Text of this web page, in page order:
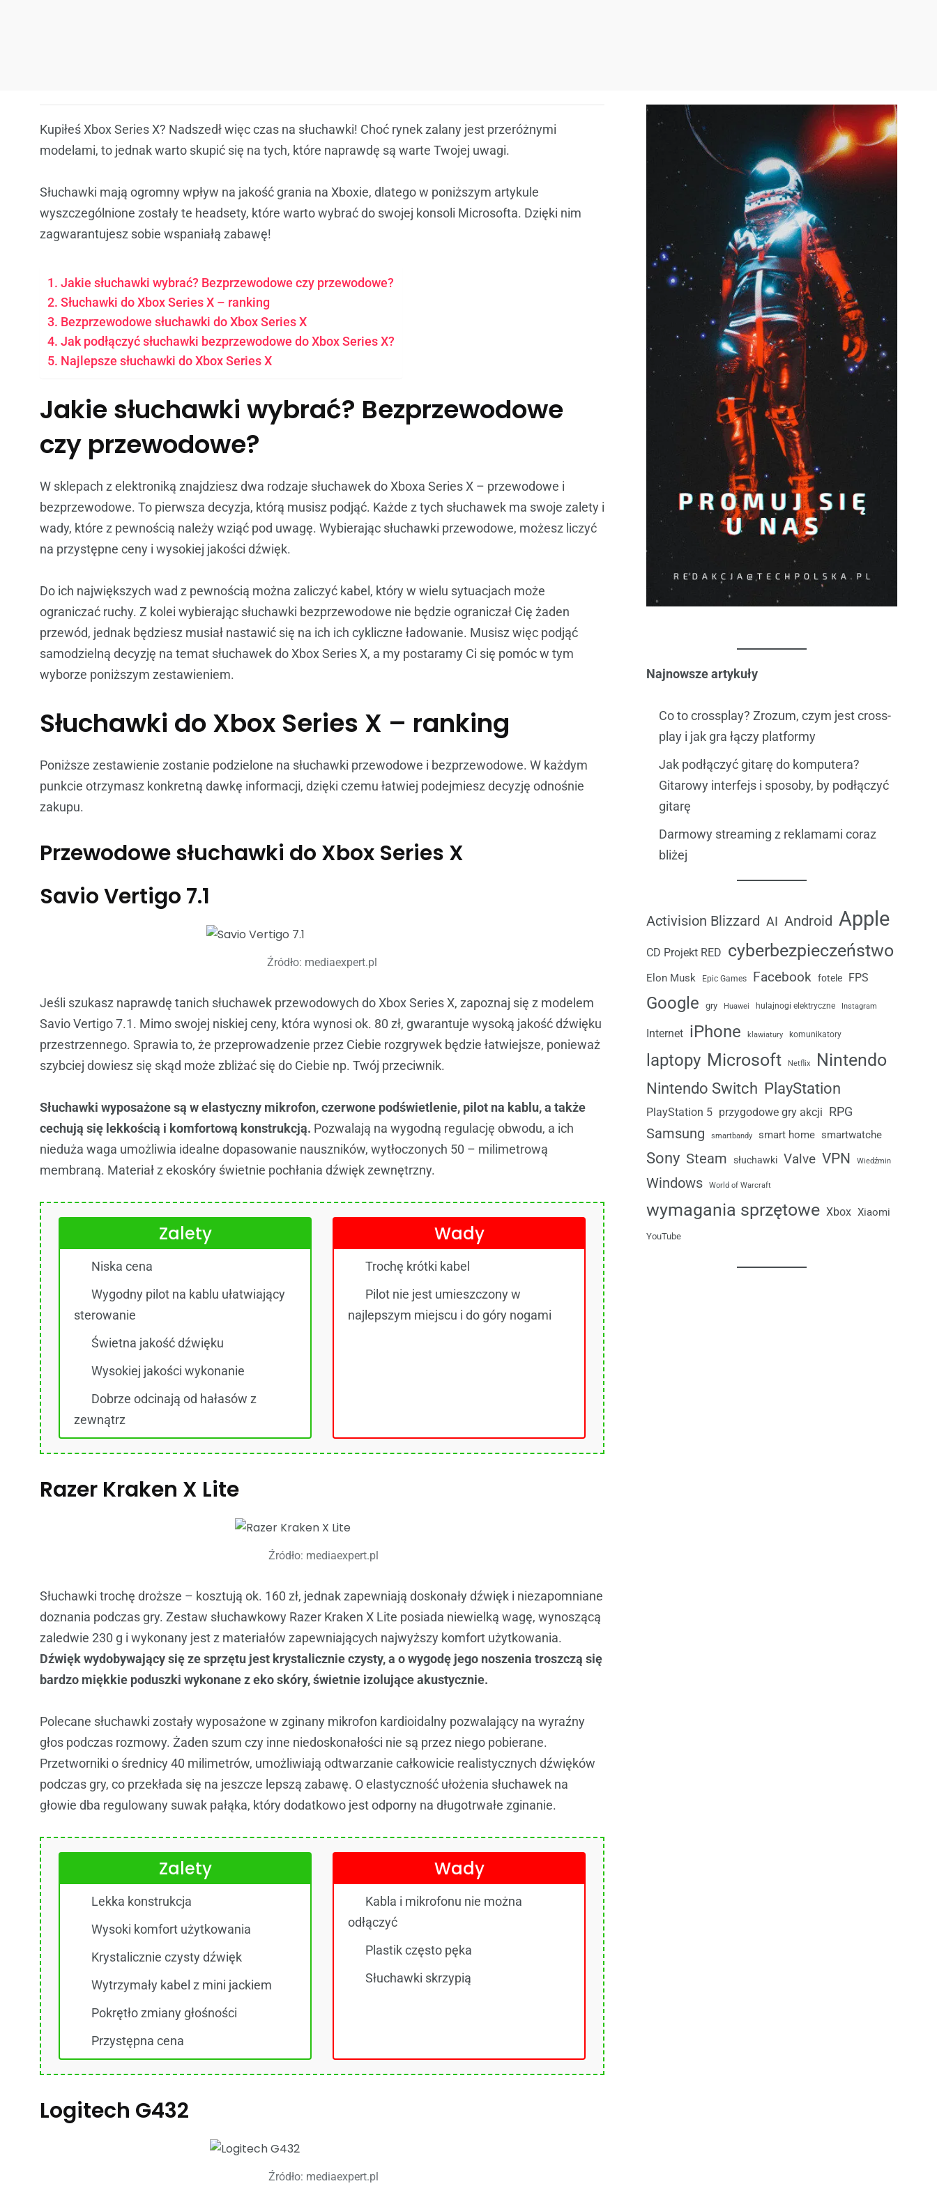
Kupiłeś Xbox Series X? Nadszedł więc czas na słuchawki! Choć rynek zalany jest przeróżnymi
modelami, to jednak warto skupić się na tych, które naprawdę są warte Twojej uwagi.
Słuchawki mają ogromny wpływ na jakość grania na Xboxie, dlatego w poniższym artykule
wyszczególnione zostały te headsety, które warto wybrać do swojej konsoli Microsofta. Dzięki nim
zagwarantujesz sobie wspaniałą zabawę!
Jakie słuchawki wybrać? Bezprzewodowe czy przewodowe?
Słuchawki do Xbox Series X – ranking
Bezprzewodowe słuchawki do Xbox Series X
Jak podłączyć słuchawki bezprzewodowe do Xbox Series X?
Najlepsze słuchawki do Xbox Series X
Jakie słuchawki wybrać? Bezprzewodowe
czy przewodowe?
W sklepach z elektroniką znajdziesz dwa rodzaje słuchawek do Xboxa Series X – przewodowe i
bezprzewodowe. To pierwsza decyzja, którą musisz podjąć. Każde z tych słuchawek ma swoje zalety i
wady, które z pewnością należy wziąć pod uwagę. Wybierając słuchawki przewodowe, możesz liczyć
na przystępne ceny i wysokiej jakości dźwięk.
Do ich największych wad z pewnością można zaliczyć kabel, który w wielu sytuacjach może
ograniczać ruchy. Z kolei wybierając słuchawki bezprzewodowe nie będzie ograniczał Cię żaden
przewód, jednak będziesz musiał nastawić się na ich ich cykliczne ładowanie. Musisz więc podjąć
samodzielną decyzję na temat słuchawek do Xbox Series X, a my postaramy Ci się pomóc w tym
wyborze poniższym zestawieniem.
Słuchawki do Xbox Series X – ranking
Poniższe zestawienie zostanie podzielone na słuchawki przewodowe i bezprzewodowe. W każdym
punkcie otrzymasz konkretną dawkę informacji, dzięki czemu łatwiej podejmiesz decyzję odnośnie
zakupu.
Przewodowe słuchawki do Xbox Series X
Savio Vertigo 7.1
Źródło: mediaexpert.pl
Jeśli szukasz naprawdę tanich słuchawek przewodowych do Xbox Series X, zapoznaj się z modelem
Savio Vertigo 7.1. Mimo swojej niskiej ceny, która wynosi ok. 80 zł, gwarantuje wysoką jakość dźwięku
przestrzennego. Sprawia to, że przeprowadzenie przez Ciebie rozgrywek będzie łatwiejsze, ponieważ
szybciej dowiesz się skąd może zbliżać się do Ciebie np. Twój przeciwnik.
Słuchawki wyposażone są w elastyczny mikrofon, czerwone podświetlenie, pilot na kablu, a także
cechują się lekkością i komfortową konstrukcją. Pozwalają na wygodną regulację obwodu, a ich
nieduża waga umożliwia idealne dopasowanie nauszników, wytłoczonych 50 – milimetrową
membraną. Materiał z ekoskóry świetnie pochłania dźwięk zewnętrzny.
Zalety
Niska cena
Wygodny pilot na kablu ułatwiający
sterowanie
Świetna jakość dźwięku
Wysokiej jakości wykonanie
Dobrze odcinają od hałasów z
zewnątrz
Wady
Trochę krótki kabel
Pilot nie jest umieszczony w
najlepszym miejscu i do góry nogami
Razer Kraken X Lite
Źródło: mediaexpert.pl
Słuchawki trochę droższe – kosztują ok. 160 zł, jednak zapewniają doskonały dźwięk i niezapomniane
doznania podczas gry. Zestaw słuchawkowy Razer Kraken X Lite posiada niewielką wagę, wynoszącą
zaledwie 230 g i wykonany jest z materiałów zapewniających najwyższy komfort użytkowania.
Dźwięk wydobywający się ze sprzętu jest krystalicznie czysty, a o wygodę jego noszenia troszczą się
bardzo miękkie poduszki wykonane z eko skóry, świetnie izolujące akustycznie.
Polecane słuchawki zostały wyposażone w zginany mikrofon kardioidalny pozwalający na wyraźny
głos podczas rozmowy. Żaden szum czy inne niedoskonałości nie są przez niego pobierane.
Przetworniki o średnicy 40 milimetrów, umożliwiają odtwarzanie całkowicie realistycznych dźwięków
podczas gry, co przekłada się na jeszcze lepszą zabawę. O elastyczność ułożenia słuchawek na
głowie dba regulowany suwak pałąka, który dodatkowo jest odporny na długotrwałe zginanie.
Zalety
Lekka konstrukcja
Wysoki komfort użytkowania
Krystalicznie czysty dźwięk
Wytrzymały kabel z mini jackiem
Pokrętło zmiany głośności
Przystępna cena
Wady
Kabla i mikrofonu nie można
odłączyć
Plastik często pęka
Słuchawki skrzypią
Logitech G432
Źródło: mediaexpert.pl
Najnowsze artykuły
Co to crossplay? Zrozum, czym jest cross-
play i jak gra łączy platformy
Jak podłączyć gitarę do komputera?
Gitarowy interfejs i sposoby, by podłączyć
gitarę
Darmowy streaming z reklamami coraz
bliżej
Activision Blizzard AI Android Apple
CD Projekt RED cyberbezpieczeństwo
Elon Musk Epic Games Facebook fotele FPS
Google gry Huawei hulajnogi elektryczne Instagram
Internet iPhone klawiatury komunikatory
laptopy Microsoft Netflix Nintendo
Nintendo Switch PlayStation
PlayStation 5 przygodowe gry akcji RPG
Samsung smartbandy smart home smartwatche
Sony Steam słuchawki Valve VPN Wiedźmin
Windows World of Warcraft
wymagania sprzętowe Xbox Xiaomi
YouTube